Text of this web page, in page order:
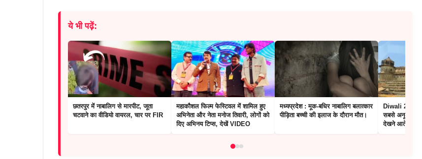
ये भी पढ़ें:
छतरपुर में नाबालिग से मारपीट, जूता
चटवाने का वीडियो वायरल, चार पर FIR
महाकौशल फिल्म फेस्टिवल में शामिल हुए
अभिनेता और नेता मनोज तिवारी, लोगों को
दिए अभिनय टिप्स, देखें VIDEO
मध्यप्रदेश : मूक-बधिर नाबालिग बलात्कार
पीड़िता बच्ची की इलाज के दौरान मौत।
Diwali 2024:
सबसे अनूठा
देखने आते हैं